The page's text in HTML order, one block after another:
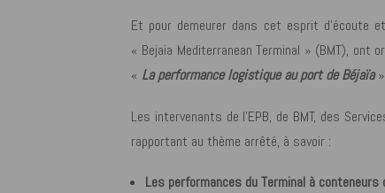
Et pour demeurer dans cet esprit d’écoute
« Bejaia Mediterranean Terminal » (BMT), ont
« La performance logistique au port de Béjaïa
Les intervenants de l’EPB, de BMT, des
rapportant au thème arrêté, à savoir :
Les performances du Terminal à conteneurs